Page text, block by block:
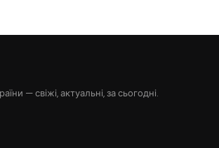
— свіжі, актуальні, за сьогодні.